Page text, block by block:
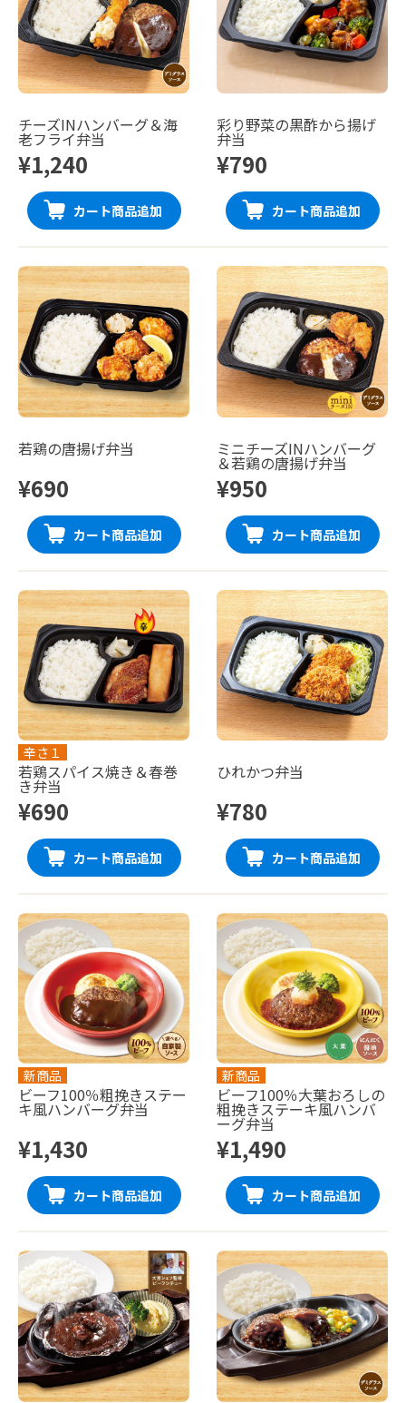
チーズINハンバーグ＆海
老フライ弁当
¥1,240
カート商品追加
彩り野菜の黒酢から揚げ
弁当
¥790
カート商品追加
若鶏の唐揚げ弁当
¥690
カート商品追加
ミニチーズINハンバーグ
＆若鶏の唐揚げ弁当
¥950
カート商品追加
辛さ１
若鶏スパイス焼き＆春巻
き弁当
¥690
カート商品追加
ひれかつ弁当
¥780
カート商品追加
新商品
ビーフ100％粗挽きステー
キ風ハンバーグ弁当
¥1,430
カート商品追加
新商品
ビーフ100％大葉おろしの
粗挽きステーキ風ハンバ
ーグ弁当
¥1,490
カート商品追加